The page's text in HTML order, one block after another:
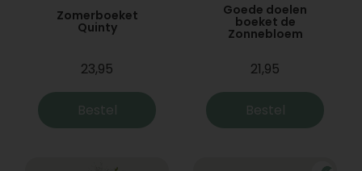
Zomerboeket
Quinty
23,95
Bestel
Goede doelen
boeket de
Zonnebloem
21,95
Bestel